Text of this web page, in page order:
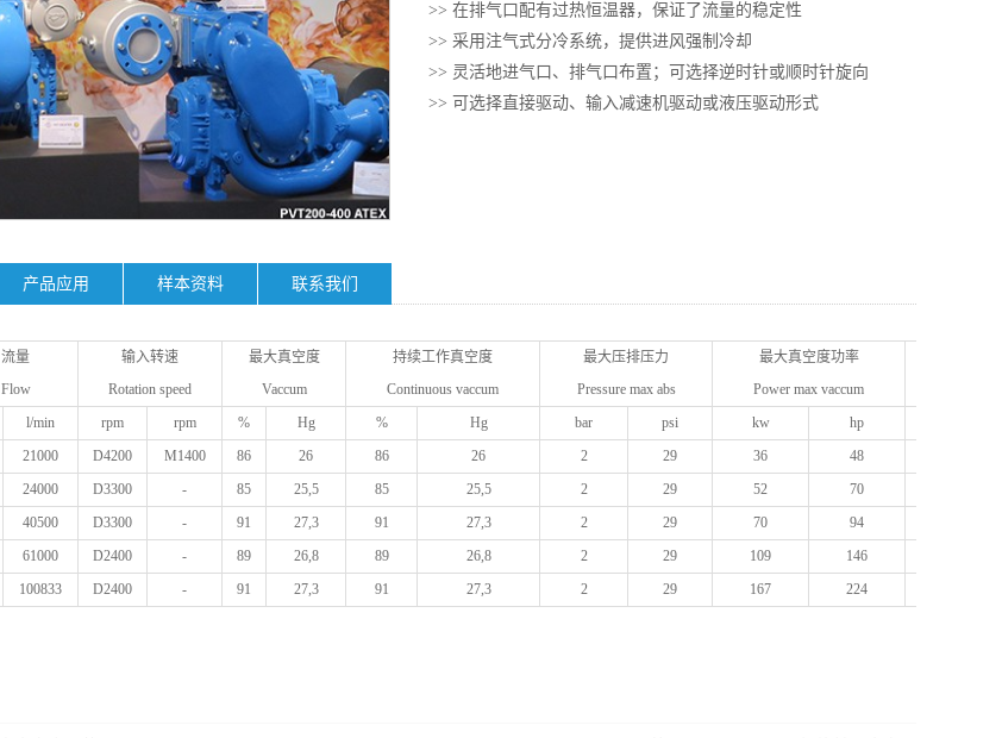
>> 在排气口配有过热恒温器，保证了流量的稳定性
>> 采用注气式分冷系统，提供进风强制冷却
>> 灵活地进气口、排气口布置；可选择逆时针或顺时针旋向
>> 可选择直接驱动、输入减速机驱动或液压驱动形式
产品应用 样本资料 联系我们
流量
Flow
输入转速
Rotation speed
最大真空度
Vaccum
持续工作真空度
Continuous vaccum
最大压排压力
Pressure max abs
最大真空度功率
Power max vaccum
l/min rpm rpm % Hg % Hg bar psi kw hp
21000 D4200 M1400 86 26 86 26 2 29 36 48
24000 D3300 - 85 25,5 85 25,5 2 29 52 70
40500 D3300 - 91 27,3 91 27,3 2 29 70 94
61000 D2400 - 89 26,8 89 26,8 2 29 109 146
100833 D2400 - 91 27,3 91 27,3 2 29 167 224